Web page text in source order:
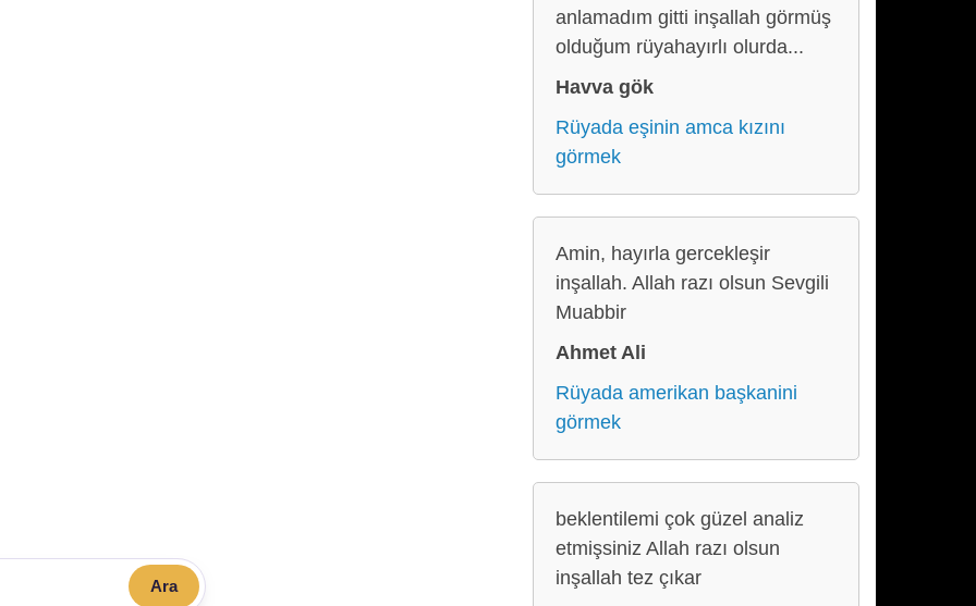
Ara
anlamadım gitti inşallah görmüş
olduğum rüyahayırlı olurda...
Havva gök
Rüyada eşinin amca kızını
görmek
Amin, hayırla gercekleşir
inşallah. Allah razı olsun Sevgili
Muabbir
Ahmet Ali
Rüyada amerikan başkanini
görmek
beklentilemi çok güzel analiz
etmişsiniz Allah razı olsun
inşallah tez çıkar